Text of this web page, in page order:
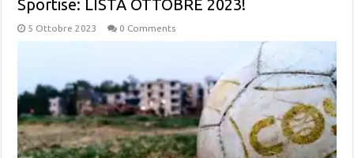
Sportise: LISTA OTTOBRE 2023!
5 Ottobre 2023 0 Comments